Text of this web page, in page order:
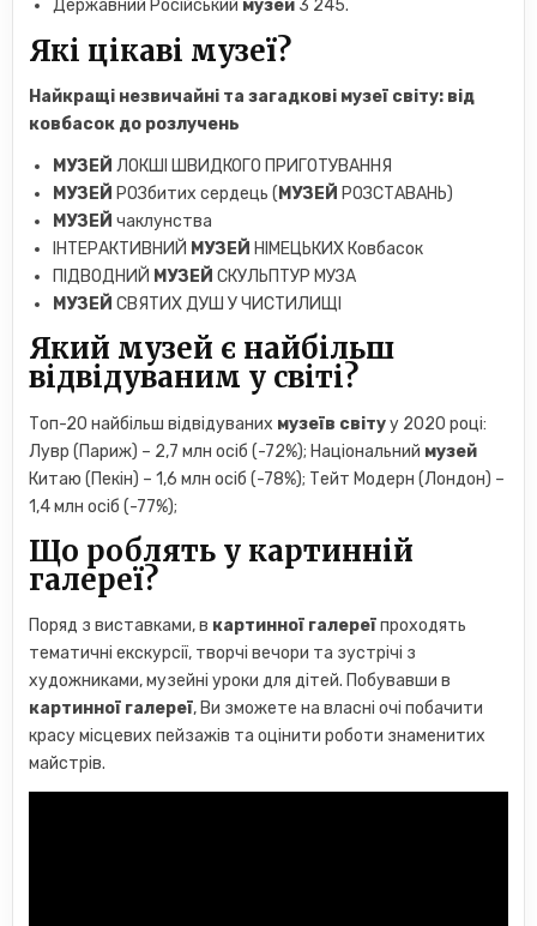
Державний Російський музей 3 245.
Які цікаві музеї?
Найкращі незвичайні та загадкові музеї світу: від
ковбасок до розлучень
МУЗЕЙ ЛОКШІ ШВИДКОГО ПРИГОТУВАННЯ
МУЗЕЙ РОЗбитих сердець ( МУЗЕЙ РОЗСТАВАНЬ)
МУЗЕЙ чаклунства
ІНТЕРАКТИВНИЙ МУЗЕЙ НІМЕЦЬКИХ Ковбасок
ПІДВОДНИЙ МУЗЕЙ СКУЛЬПТУР МУЗА
МУЗЕЙ СВЯТИХ ДУШ У ЧИСТИЛИЩІ
Який музей є найбільш
відвідуваним у світі?
Топ-20 найбільш відвідуваних музеїв світуу 2020 році:
Лувр (Париж) – 2,7 млн ​​осіб (-72%); Національний музей
Китаю (Пекін) – 1,6 млн осіб (-78%); Тейт Модерн (Лондон) –
1,4 млн осіб (-77%);
Що роблять у картинній
галереї?
Поряд з виставками, в картинної галереїпроходять
тематичні екскурсії, творчі вечори та зустрічі з
художниками, музейні уроки для дітей. Побувавши в
картинної галереї, Ви зможете на власні очі побачити
красу місцевих пейзажів та оцінити роботи знаменитих
майстрів.